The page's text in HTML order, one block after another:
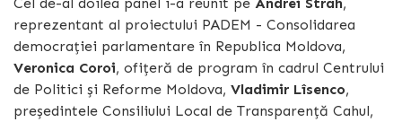
reprezentant al proiectului PADEM - Consolidarea
democrației parlamentare în Republica Moldova,
Veronica Coroi, ofițeră de program în cadrul Centrului
de Politici și Reforme Moldova, Vladimir Lîsenco,
președintele Consiliului Local de Transparență Cahul,